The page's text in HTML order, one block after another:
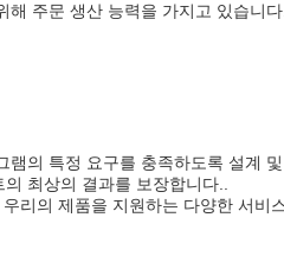
주문 생산 능력을 가지고 있습니다.
의 특정 요구를 충족하도록 설계
최상의 결과를 보장합니다..
리의 제품을 지원하는 다양한 서비